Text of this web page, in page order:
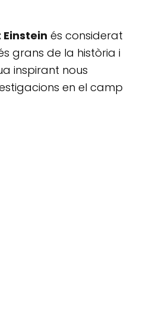
és considerat
grans de la història i
inspirant nous
en el camp